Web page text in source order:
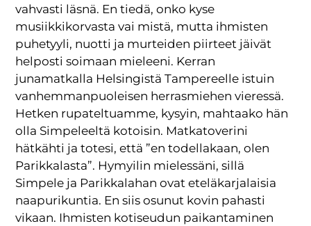
vahvasti läsnä. En tiedä, onko kyse
musiikkikorvasta vai mistä, mutta ihmisten
puhetyyli, nuotti ja murteiden piirteet jäivät
helposti soimaan mieleeni. Kerran
junamatkalla Helsingistä Tampereelle istuin
vanhemmanpuoleisen herrasmiehen vieressä.
Hetken rupateltuamme, kysyin, mahtaako hän
olla Simpeleeltä kotoisin. Matkatoverini
hätkähti ja totesi, että ”en todellakaan, olen
Parikkalasta”. Hymyilin mielessäni, sillä
Simpele ja Parikkalahan ovat eteläkarjalaisia
naapurikuntia. En siis osunut kovin pahasti
vikaan. Ihmisten kotiseudun paikantaminen